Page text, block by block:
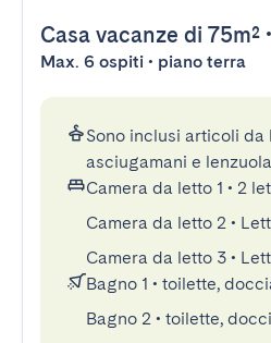
Casa vacanze di 75m² •
Max. 6 ospiti • piano terra
Sono inclusi articoli da
asciugamani e
Camera da letto 1 • 2
Camera da letto 2 •
Camera da letto 3 •
Bagno 1 • toilette,
Bagno 2 • toilette,